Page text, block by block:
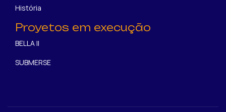
História
Proyetos em execução
BELLA II
SUBMERSE